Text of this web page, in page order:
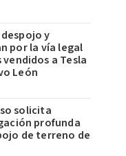
y
por la vía legal
a Tesla
León
solicita
profunda
de terreno de